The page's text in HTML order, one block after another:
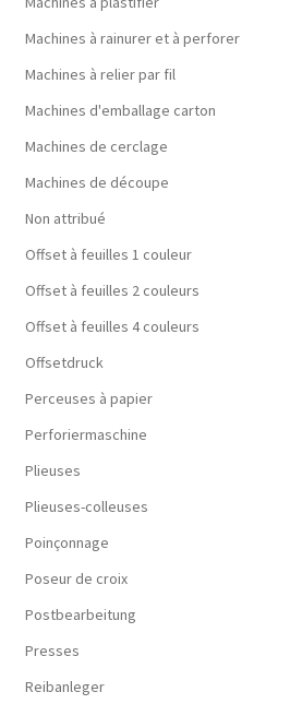
Machines à rainurer et à perforer
Machines à relier par fil
Machines d'emballage carton
Machines de cerclage
Machines de découpe
Non attribué
Offset à feuilles 1 couleur
Offset à feuilles 2 couleurs
Offset à feuilles 4 couleurs
Offsetdruck
Perceuses à papier
Perforiermaschine
Plieuses
Plieuses-colleuses
Poinçonnage
Poseur de croix
Postbearbeitung
Presses
Reibanleger